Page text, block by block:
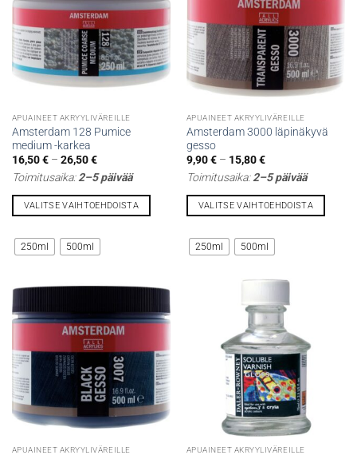
valinnat
tuotteen
sivulla.
tuotteen
sivulla.
APUAINEET AKRYYLIVÄREILLE
Amsterdam 128 Pumice
medium -karkea
16,50€ – 26,50€Hintaluokka:
16,50 €
-
Toimitusaika:2–5 päivää
VALITSE VAIHTOEHDOISTA
tuotteella
on
muunnelma.
Voit
tehdä
tuotteen
sivulla.
250ml 500ml
APUAINEET AKRYYLIVÄREILLE
Amsterdam 3000 läpinäkyvä
gesso
9,90€ – 15,80€Hintaluokka:
9,90 €
-
Toimitusaika:2–5 päivää
VALITSE VAIHTOEHDOISTA
tuotteella
on
valinnat
tuotteen
250ml 500ml
APUAINEET AKRYYLIVÄREILLE APUAINEET AKRYYLIVÄREILLE